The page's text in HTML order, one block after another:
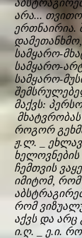
არა...
ერთნაირია.
სამყარო-
სამყარო-
სამყარო-
მაქვს:
როგორ
ჟ.ლ. _
ხელოვნების
ჩემთვის
იმიტომ,
რომ
აქვს და არც
ი.ღ. _ ე.ი.